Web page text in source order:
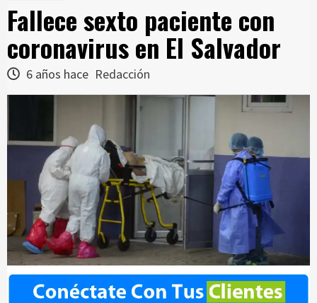
Fallece sexto paciente con
coronavirus en El Salvador
6 años hace Redacción